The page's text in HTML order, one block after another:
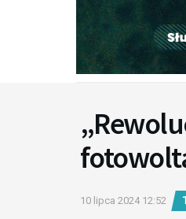
10 lipca 2024 12:52